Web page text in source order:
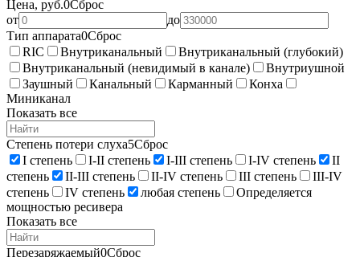
Цена, руб.0Сброс
от
до
Тип аппарата0Сброс
RIC
Внутриканальный
Внутриканальный (глубокий)
Внутриканальный (невидимый в канале)
Внутриушной
Заушный
Канальный Карманный
Конха
Миниканал
Показать все
Степень потери слуха5Сброс
I степень
I-II степень I-III степень I-IV степень
II
степень
II-III степень II-IV степень III степень
III-IV
степень
IV степень любая степень
Определяется
мощностью ресивера
Показать все
Перезаряжаемый0Сброс